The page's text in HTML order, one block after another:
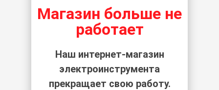
Магазин больше не
работает
Наш интернет-магазин
электроинструмента
прекращает свою работу.